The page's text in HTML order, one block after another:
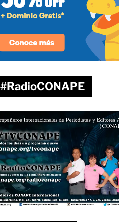
#RadioCONAPE